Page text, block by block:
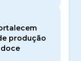
produção